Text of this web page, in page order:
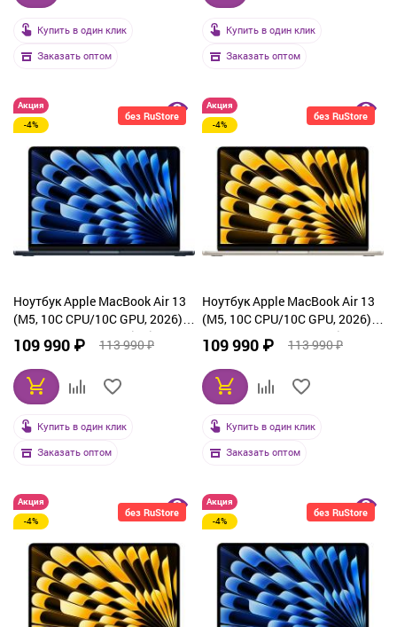
Купить в один клик
Заказать оптом
Купить в один клик
Заказать оптом
без RuStore
Акция
-4%
Ноутбук Apple MacBook Air 13
(M5, 10C CPU/10C GPU, 2026),
16 ГБ, 512 ГБ SSD, Midnight
(MDHE4)
109 990 ₽ 113 990 ₽
Купить в один клик
Заказать оптом
без RuStore
Акция
-4%
Ноутбук Apple MacBook Air 13
(M5, 10C CPU/10C GPU, 2026),
16 ГБ, 512 ГБ SSD, Starlight
(MDHA4)
109 990 ₽ 113 990 ₽
Купить в один клик
Заказать оптом
без RuStore
Акция
-4%
без RuStore
Акция
-4%